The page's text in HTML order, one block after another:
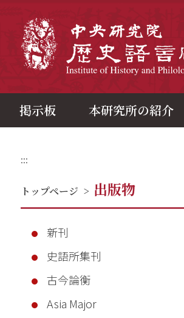
掲示板 本研究所の紹介
:::
トップページ > 出版物
新刊
史語所集刊
古今論衡
Asia Major